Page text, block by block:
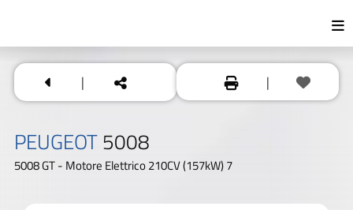
| |
PEUGEOT5008
5008 GT - Motore Elettrico 210CV (157kW) 7